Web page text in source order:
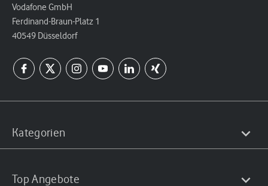
Vodafone GmbH
Ferdinand-Braun-Platz 1
40549 Düsseldorf
Kategorien
Top Angebote